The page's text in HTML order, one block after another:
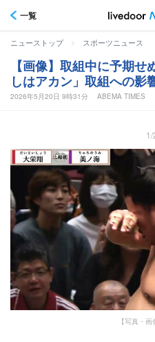
一覧
ニューストップ > スポーツニュース
【画像】取組中に予期
しはアカン」取組への影
2026年5月20日 9時31分 ABEMA TIMES
1/
【写真・